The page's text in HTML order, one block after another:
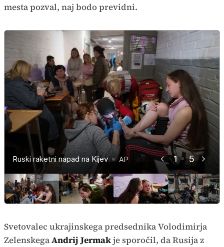
mesta pozval, naj bodo previdni.
1 5
Ruski raketni napad na Kijev AP
Ruski raketni napad na Kijev AP
Ruski raketni napad na Kijev AP
Ruski raketni napad na Kijev AP
Ruski raketni napad na Kijev AP
Svetovalec ukrajinskega predsednikaVolodimirja
ZelenskegaAndrij Jermakje sporočil, da Rusija z